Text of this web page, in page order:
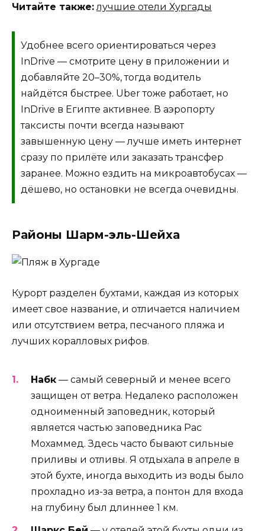
Читайте также: лучшие отели Хургады
Удобнее всего ориентироваться через
InDrive — смотрите цену в приложении и
добавляйте 20–30%, тогда водитель
найдётся быстрее. Uber тоже работает, но
InDrive в Египте активнее. В аэропорту
таксисты почти всегда называют
завышенную цену — лучше иметь интернет
сразу по прилёте или заказать трансфер
заранее. Можно ездить на микроавтобусах —
дёшево, но остановки не всегда очевидны.
Районы Шарм-эль-Шейха
Курорт разделен бухтами, каждая из которых
имеет свое название, и отличается наличием
или отсутствием ветра, песчаного пляжа и
лучших коралловых рифов.
Набк — самый северный и менее всего
защищен от ветра. Недалеко расположен
одноименный заповедник, который
является частью заповедника Рас
Мохаммед. Здесь часто бывают сильные
приливы и отливы. Я отдыхала в апреле в
этой бухте, иногда выходить из воды было
прохладно из-за ветра, а понтон для входа
на глубину был длиннее 1 км.